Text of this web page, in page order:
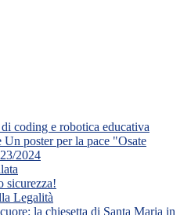
coding e robotica educativa
Un poster per la pace "Osate
2024
sicurezza!
Legalità
la chiesetta di Santa Maria in